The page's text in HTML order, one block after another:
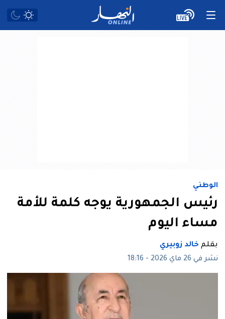
الوطني
رئيس الجمهورية يوجه كلمة للأمة
مساء اليوم
بقلم خالد زوبيري
نشر في 26 ماي 2026 - 18:16